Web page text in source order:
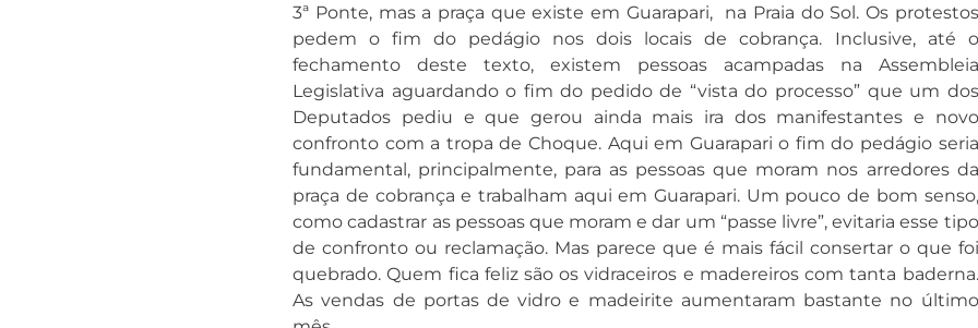
3ª Ponte, mas a praça que existe em Guarapari, na Praia do Sol. Os protestos
pedem o fim do pedágio nos dois locais de cobrança. Inclusive, até o
fechamento deste texto, existem pessoas acampadas na Assembleia
Legislativa aguardando o fim do pedido de “vista do processo” que um dos
Deputados pediu e que gerou ainda mais ira dos manifestantes e novo
confronto com a tropa de Choque. Aqui em Guarapari o fim do pedágio seria
fundamental, principalmente, para as pessoas que moram nos arredores da
praça de cobrança e trabalham aqui em Guarapari. Um pouco de bom senso,
como cadastrar as pessoas que moram e dar um “passe livre”, evitaria esse tipo
de confronto ou reclamação. Mas parece que é mais fácil consertar o que foi
quebrado. Quem fica feliz são os vidraceiros e madereiros com tanta baderna.
As vendas de portas de vidro e madeirite aumentaram bastante no último